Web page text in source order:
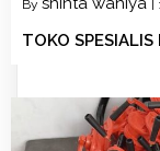
By
TOKO